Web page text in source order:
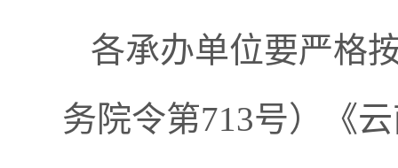
各承办单位要严格
务院令第713号）《